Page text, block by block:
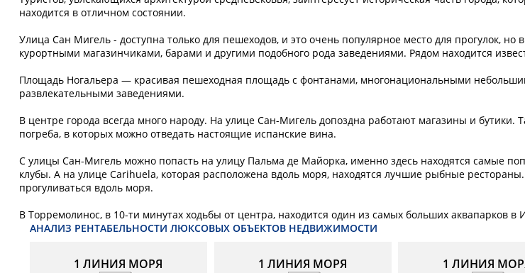
находится в отличном состоянии.
Улица Сан Мигель - доступна только для пешеходов, и это очень популярное место для прогулок, но
курортными магазинчиками, барами и другими подобного рода заведениями. Рядом находится
Площадь Ногальера — красивая пешеходная площадь с фонтанами, многонациональными
развлекательными заведениями.
В центре города всегда много народу. На улице Сан-Мигель допоздна работают магазины и бутики.
погреба, в которых можно отведать настоящие испанские вина.
С улицы Сан-Мигель можно попасть на улицу Пальма де Майорка, именно здесь находятся самые
клубы. А на улице Carihuela, которая расположена вдоль моря, находятся лучшие рыбные
прогуливаться вдоль моря.
В Торремолинос, в 10-ти минутах ходьбы от центра, находится один из самых больших аквапарков
АНАЛИЗ РЕНТАБЕЛЬНОСТИ ЛЮКСОВЫХ ОБЪЕКТОВ НЕДВИЖИМОСТИ
1 ЛИНИЯ МОРЯ 1 ЛИНИЯ МОРЯ 1 ЛИНИЯ